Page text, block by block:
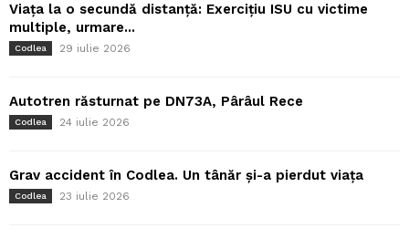
Viața la o secundă distanță: Exercițiu ISU cu victime
multiple, urmare...
Codlea 29 iulie 2026
Autotren răsturnat pe DN73A, Pârâul Rece
Codlea 24 iulie 2026
Grav accident în Codlea. Un tânăr și-a pierdut viața
Codlea 23 iulie 2026